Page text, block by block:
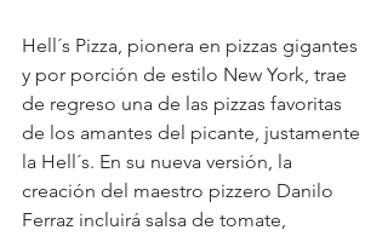
Hell´s Pizza, pionera en pizzas gigantes
y por porción de estilo New York, trae
de regreso una de las pizzas favoritas
de los amantes del picante, justamente
la Hell´s. En su nueva versión, la
creación del maestro pizzero Danilo
Ferraz incluirá salsa de tomate,